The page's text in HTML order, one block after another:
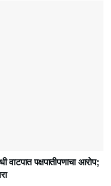
वाटपात पक्षपातीपणाचा आरोप;